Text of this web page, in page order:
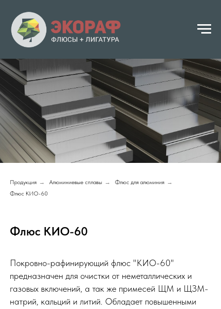
Продукция → Алюминиевые сплавы → Флюс для алюминия →
Флюс КИО-60
Флюс КИО-60
Покровно-рафинирующий флюс "КИО-60"
предназначен для очистки от неметаллических и
газовых включений, а так же примесей ЩМ и ЩЗМ-
натрий, кальций и литий. Обладает повышенными